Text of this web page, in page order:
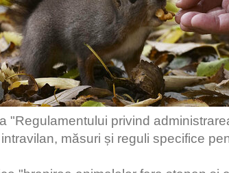
"Regulamentului privind
măsuri și reguli specifice